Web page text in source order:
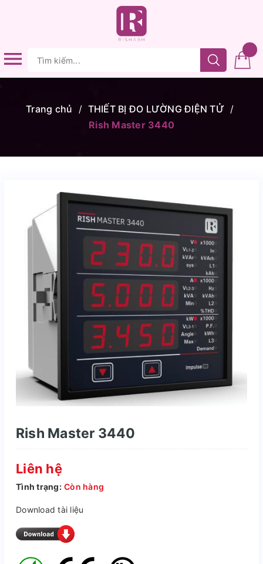
Trang chủ / THIẾT BỊ ĐO LƯỜNG ĐIỆN TỬ /
Rish Master 3440
Rish Master 3440
Liên hệ
Tình trạng: Còn hàng
Download tài liệu